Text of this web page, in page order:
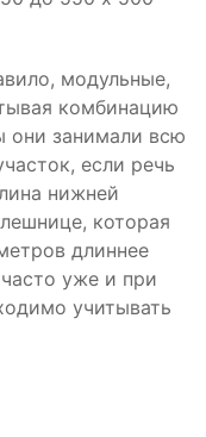
модульные,
комбинацию
они занимали всю
если речь
нижней
которая
длиннее
уже и при
учитывать